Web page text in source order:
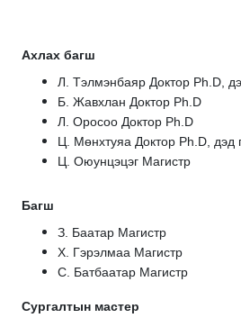
Ахлах багш
Л. Тэлмэнбаяр Доктор Ph.D,
Б. Жавхлан Доктор Ph.D
Л. Оросоо Доктор Ph.D
Ц. Мөнхтуяа Доктор Ph.D, дэд
Ц. Оюунцэцэг Магистр
Багш
З. Баатар Магистр
Х. Гэрэлмаа Магистр
С. Батбаатар Магистр
Сургалтын мастер